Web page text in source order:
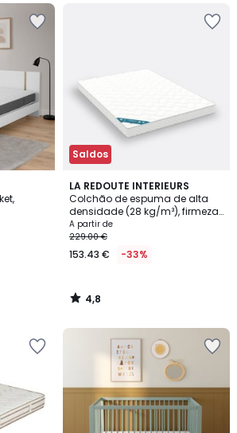
Saldos
LA REDOUTE INTERIEURS
Colchão de espuma de alta
densidade (28 kg/m³), firmeza
muito elevada, conforto macio
A partir de
229.00 €
153.43 € -33%
4,8
/ 5
4,8
/